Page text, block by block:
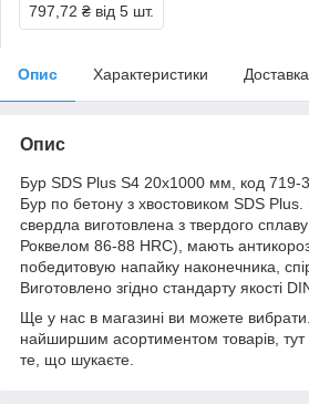
797,72 ₴ від 5 шт.
Опис Характеристики Доставка
Опис
Бур SDS Plus S4 20х1000 мм, код 719-
Бур по бетону з хвостовиком SDS Plus.
свердла виготовлена з твердого сплаву
Роквелом 86-88 HRC), мають
победитовую напайку наконечника,
Виготовлено згідно стандарту якості
Ще у нас в магазині ви можете
найширшим асортиментом товарів,
те, що шукаєте.